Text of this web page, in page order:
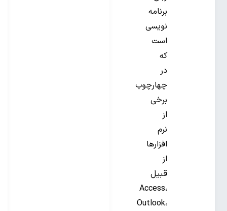
برنامه
نویسی
است
که
در
چهارچوب
برخی
از
نرم
افزارها
از
قبیل
Access،
Outlook،